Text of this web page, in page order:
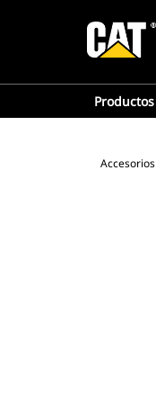
Productos
Accesorios